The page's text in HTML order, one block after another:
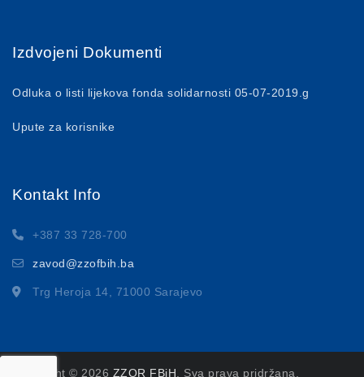
Izdvojeni Dokumenti
Odluka o listi lijekova fonda solidarnosti 05-07-2019.g
Upute za korisnike
Kontakt Info
+387 33 728-700
zavod@zzofbih.ba
Trg Heroja 14, 71000 Sarajevo
Copyright © 2026 ZZOR FBiH . Sva prava pridržana.